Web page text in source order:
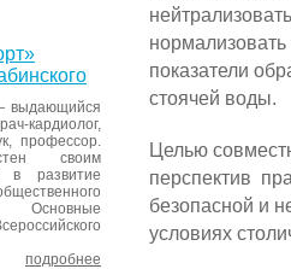
выдающийся
кардиолог,
профессор.
своим
в развитие
Основные
подробнее
показатели
стоячей воды.
Целью
перспектив
безопасной и
условиях